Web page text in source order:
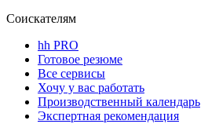
Соискателям
hh PRO
Готовое резюме
Все сервисы
Хочу у вас работать
Производственный календарь
Экспертная рекомендация